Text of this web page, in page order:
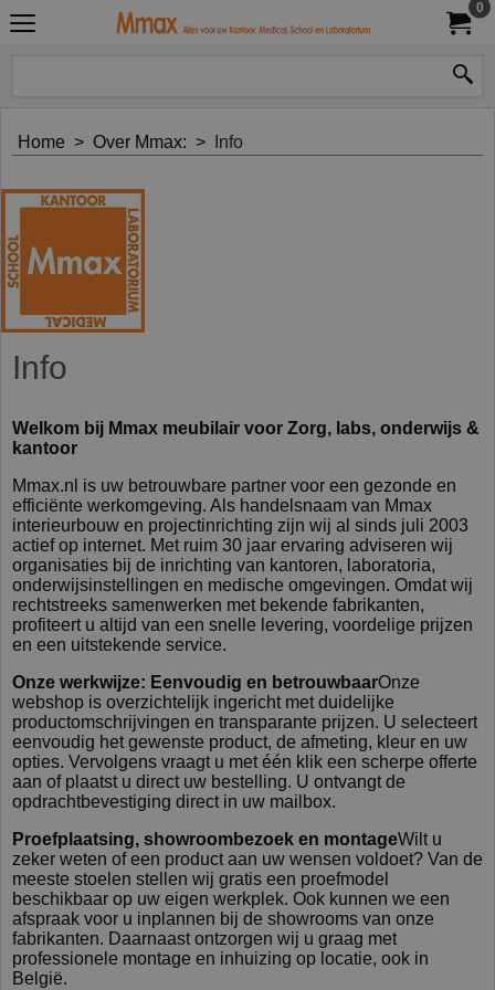
0
Home > Over Mmax: > Info
Info
Welkom bij Mmax meubilair voor Zorg, labs, onderwijs &
kantoor
Mmax.nl is uw betrouwbare partner voor een gezonde en
efficiënte werkomgeving. Als handelsnaam van Mmax
interieurbouw en projectinrichting zijn wij al sinds juli 2003
actief op internet. Met ruim 30 jaar ervaring adviseren wij
organisaties bij de inrichting van kantoren, laboratoria,
onderwijsinstellingen en medische omgevingen. Omdat wij
rechtstreeks samenwerken met bekende fabrikanten,
profiteert u altijd van een snelle levering, voordelige prijzen
en een uitstekende service.
Onze werkwijze: Eenvoudig en betrouwbaarOnze
webshop is overzichtelijk ingericht met duidelijke
productomschrijvingen en transparante prijzen. U selecteert
eenvoudig het gewenste product, de afmeting, kleur en uw
opties. Vervolgens vraagt u met één klik een scherpe offerte
aan of plaatst u direct uw bestelling. U ontvangt de
opdrachtbevestiging direct in uw mailbox.
Proefplaatsing, showroombezoek en montageWilt u
zeker weten of een product aan uw wensen voldoet? Van de
meeste stoelen stellen wij gratis een proefmodel
beschikbaar op uw eigen werkplek. Ook kunnen we een
afspraak voor u inplannen bij de showrooms van onze
fabrikanten. Daarnaast ontzorgen wij u graag met
professionele montage en inhuizing op locatie, ook in
België.